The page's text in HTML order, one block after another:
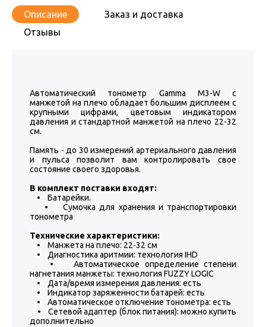
Описание
Заказ и доставка
Отзывы
Автоматический тонометр Gamma M3-W с
манжетой на плечо обладает большим дисплеем с
крупными цифрами, цветовым индикатором
давления и стандартной манжетой на плечо 22-32
см.
Память - до 30 измерений артериального давления
и пульса позволит вам контролировать свое
состояние своего здоровья.
В комплект поставки входят:
• Батарейки.
• Сумочка для хранения и транспортировки
тонометра
Технические характеристики:
• Манжета на плечо: 22-32 см
• Диагностика аритмии: технология IHD
• Автоматическое определение степени
нагнетания манжеты: технология FUZZY LOGIC
• Дата/время измерения давления: есть
• Индикатор заряженности батарей: есть
• Автоматическое отключение тонометра: есть
• Сетевой адаптер (блок питания): можно купить
дополнительно